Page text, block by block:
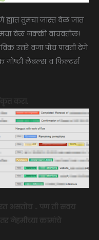
तुमचा जास्त वेळ जात
वेळ नक्की वाचवतील!
उत्तरे वजा पोच पावती देणे
गोष्टी लेबल्स व फिल्टर्स
करा.
असतोच .. पण ती सवय
नेहमीच्या कामांचे